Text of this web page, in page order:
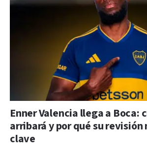
Enner Valencia llega a Boca:
arribará y por qué su revisión
clave